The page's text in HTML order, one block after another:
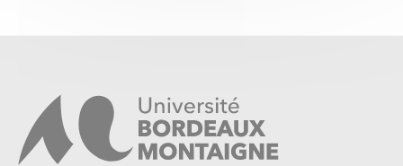
philosophie et l’esprit . Paris: PUF.
Laugier, Sandra, et Christiane Chauviré, éd. 2006.